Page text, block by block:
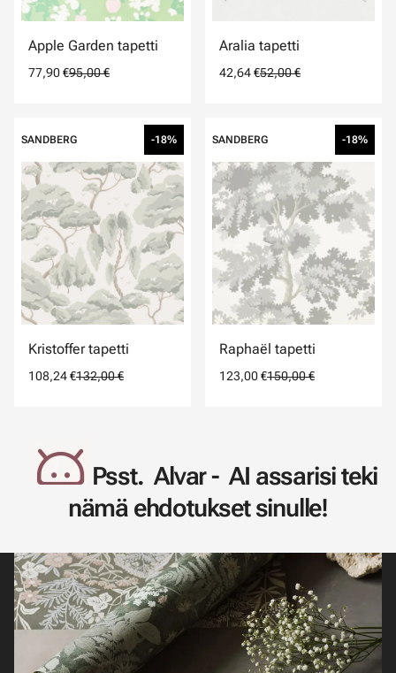
Apple Garden tapetti
77,90 €95,00 €
Aralia tapetti
42,64 €52,00 €
SANDBERG -18%
Kristoffer tapetti
108,24 €132,00 €
SANDBERG -18%
Raphaël tapetti
123,00 €150,00 €
Psst. Alvar - AI assarisi teki
nämä ehdotukset sinulle!